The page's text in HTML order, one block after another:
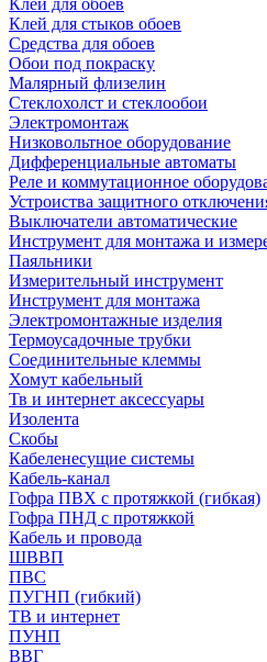
Клей для обоев
Клей для стыков обоев
Средства для обоев
Обои под покраску
Малярный флизелин
Стеклохолст и стеклообои
Электромонтаж
Низковольтное оборудование
Дифференциальные автоматы
Реле и коммутационное
Устроиства защитного
Выключатели автоматические
Инструмент для монтажа и
Паяльники
Измерительный инструмент
Инструмент для монтажа
Электромонтажные изделия
Термоусадочные трубки
Соединительные клеммы
Хомут кабельный
Тв и интернет аксессуары
Изолента
Скобы
Кабеленесущие системы
Кабель-канал
Гофра ПВХ с протяжкой (гибкая)
Гофра ПНД с протяжкой
Кабель и провода
ШВВП
ПВС
ПУГНП (гибкий)
ТВ и интернет
ПУНП
ВВГ